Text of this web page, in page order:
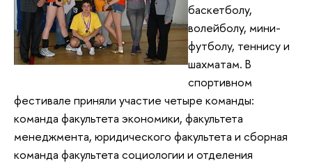
баскетболу,
волейболу, мини-
футболу, теннису и
шахматам. В
спортивном
фестивале приняли участие четыре команды:
команда факультета экономики, факультета
менеджмента, юридического факультета и сборная
команда факультета социологии и отделения